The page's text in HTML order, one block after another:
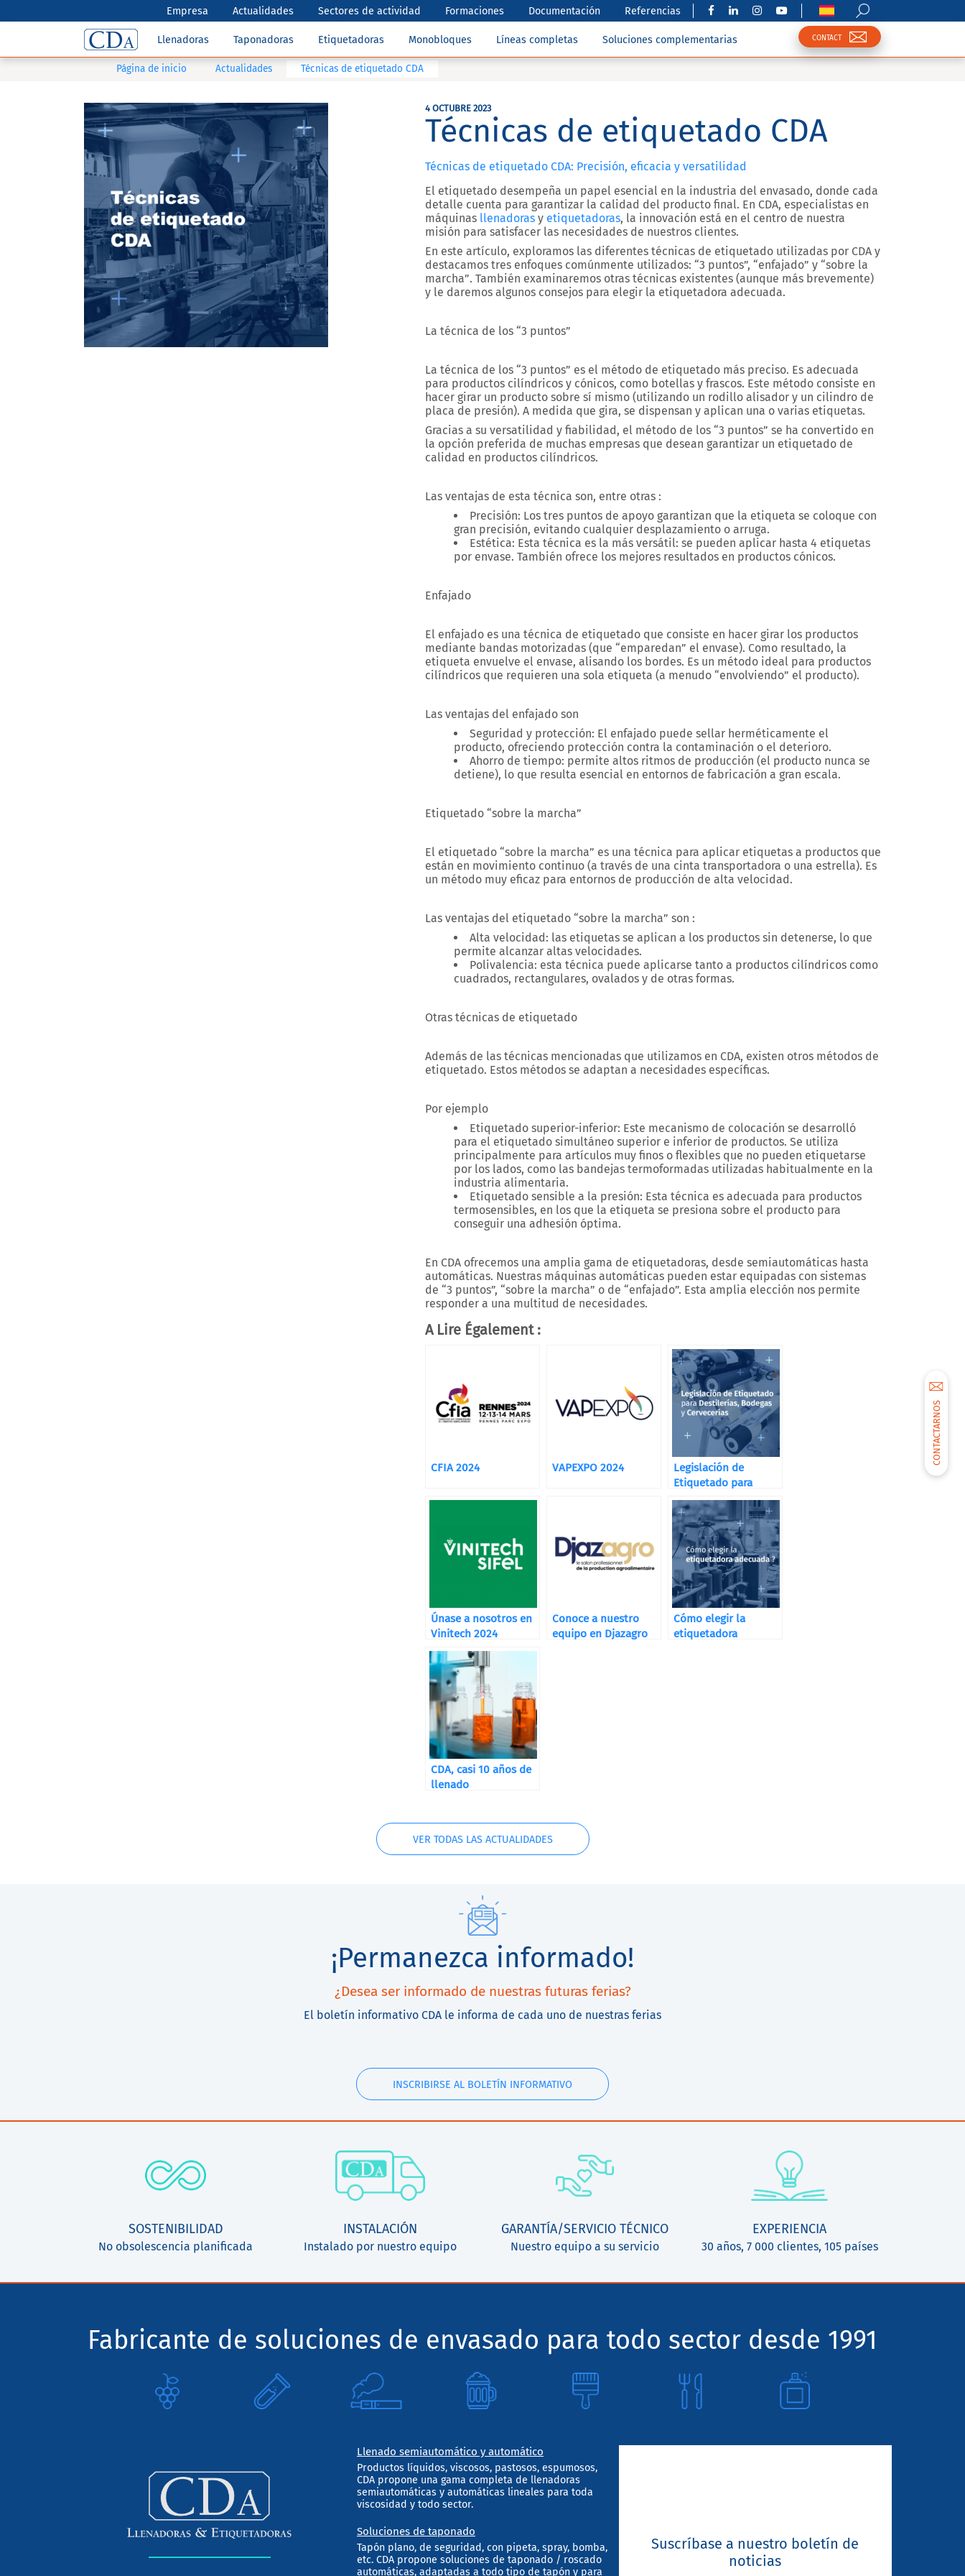
Empresa Actualidades Sectores de actividad Formaciones Documentación Referencias
Llenadoras Taponadoras Etiquetadoras Monobloques Líneas completas Soluciones complementarias CONTACT
CONTACTARNOS
Página de inicio Actualidades Técnicas de etiquetado CDA
4 OCTUBRE 2023
Técnicas de etiquetado CDA
Técnicas de etiquetado CDA: Precisión, eficacia y versatilidad
El etiquetado desempeña un papel esencial en la industria del envasado, donde cada
detalle cuenta para garantizar la calidad del producto final. En CDA, especialistas en
máquinas llenadoras y etiquetadoras, la innovación está en el centro de nuestra
misión para satisfacer las necesidades de nuestros clientes.
En este artículo, exploramos las diferentes técnicas de etiquetado utilizadas por CDA y
destacamos tres enfoques comúnmente utilizados: “3 puntos”, “enfajado” y “sobre la
marcha”. También examinaremos otras técnicas existentes (aunque más brevemente)
y le daremos algunos consejos para elegir la etiquetadora adecuada.
La técnica de los “3 puntos”
La técnica de los “3 puntos” es el método de etiquetado más preciso. Es adecuada
para productos cilíndricos y cónicos, como botellas y frascos. Este método consiste en
hacer girar un producto sobre sí mismo (utilizando un rodillo alisador y un cilindro de
placa de presión). A medida que gira, se dispensan y aplican una o varias etiquetas.
Gracias a su versatilidad y fiabilidad, el método de los “3 puntos” se ha convertido en
la opción preferida de muchas empresas que desean garantizar un etiquetado de
calidad en productos cilíndricos.
Las ventajas de esta técnica son, entre otras :
Precisión: Los tres puntos de apoyo garantizan que la etiqueta se coloque con
gran precisión, evitando cualquier desplazamiento o arruga.
Estética: Esta técnica es la más versátil: se pueden aplicar hasta 4 etiquetas
por envase. También ofrece los mejores resultados en productos cónicos.
Enfajado
El enfajado es una técnica de etiquetado que consiste en hacer girar los productos
mediante bandas motorizadas (que “emparedan” el envase). Como resultado, la
etiqueta envuelve el envase, alisando los bordes. Es un método ideal para productos
cilíndricos que requieren una sola etiqueta (a menudo “envolviendo” el producto).
Las ventajas del enfajado son
Seguridad y protección: El enfajado puede sellar herméticamente el
producto, ofreciendo protección contra la contaminación o el deterioro.
Ahorro de tiempo: permite altos ritmos de producción (el producto nunca se
detiene), lo que resulta esencial en entornos de fabricación a gran escala.
Etiquetado “sobre la marcha”
El etiquetado “sobre la marcha” es una técnica para aplicar etiquetas a productos que
están en movimiento continuo (a través de una cinta transportadora o una estrella). Es
un método muy eficaz para entornos de producción de alta velocidad.
Las ventajas del etiquetado “sobre la marcha” son :
Alta velocidad: las etiquetas se aplican a los productos sin detenerse, lo que
permite alcanzar altas velocidades.
Polivalencia: esta técnica puede aplicarse tanto a productos cilíndricos como
cuadrados, rectangulares, ovalados y de otras formas.
Otras técnicas de etiquetado
Además de las técnicas mencionadas que utilizamos en CDA, existen otros métodos de
etiquetado. Estos métodos se adaptan a necesidades específicas.
Por ejemplo
Etiquetado superior-inferior: Este mecanismo de colocación se desarrolló
para el etiquetado simultáneo superior e inferior de productos. Se utiliza
principalmente para artículos muy finos o flexibles que no pueden etiquetarse
por los lados, como las bandejas termoformadas utilizadas habitualmente en la
industria alimentaria.
Etiquetado sensible a la presión: Esta técnica es adecuada para productos
termosensibles, en los que la etiqueta se presiona sobre el producto para
conseguir una adhesión óptima.
En CDA ofrecemos una amplia gama de etiquetadoras, desde semiautomáticas hasta
automáticas. Nuestras máquinas automáticas pueden estar equipadas con sistemas
de “3 puntos”, “sobre la marcha” o de “enfajado”. Esta amplia elección nos permite
responder a una multitud de necesidades.
A Lire Également :
CFIA 2024 VAPEXPO 2024
Legislación de
Etiquetado para
Destilerías, Bodegas
y Cervecerías
Únase a nosotros en
Vinitech 2024
Conoce a nuestro
equipo en Djazagro
Cómo elegir la
etiquetadora
CDA, casi 10 años de
llenado
VER TODAS LAS ACTUALIDADES
¡Permanezca informado!
¿Desea ser informado de nuestras futuras ferias?
El boletín informativo CDA le informa de cada uno de nuestras ferias
INSCRIBIRSE AL BOLETÍN INFORMATIVO
SOSTENIBILIDAD
No obsolescencia planificada
INSTALACIÓN
Instalado por nuestro equipo
GARANTÍA/SERVICIO TÉCNICO
Nuestro equipo a su servicio
EXPERIENCIA
30 años, 7 000 clientes, 105 países
Fabricante de soluciones de envasado para todo sector desde 1991
Llenado semiautomático y automático
Productos líquidos, viscosos, pastosos, espumosos,
CDA propone una gama completa de llenadoras
semiautomáticas y automáticas lineales para toda
viscosidad y todo sector.
Soluciones de taponado
Tapón plano, de seguridad, con pipeta, spray, bomba,
etc. CDA propone soluciones de taponado / roscado
automáticas, adaptadas a todo tipo de tapón y para
Suscríbase a nuestro boletín de
noticias